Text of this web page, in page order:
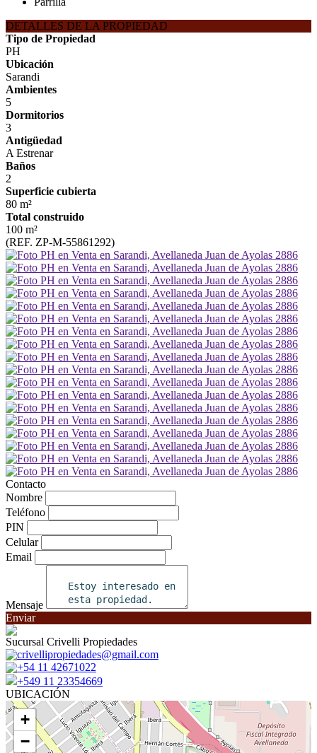
DETALLES DE LA PROPIEDAD
Tipo de Propiedad
PH
Ubicación
Sarandi
Ambientes
5
Dormitorios
3
Antigüedad
A Estrenar
Baños
2
Superficie cubierta
80 m²
Total construido
100 m²
(REF. ZP-M-55861292)
Contacto
Nombre
Teléfono
PIN
Celular
Email
Mensaje
Enviar
Sucursal Crivelli Propiedades
crivellipropiedades@gmail.com
+54 11 42671022
+549 11 23354669
UBICACIÓN
+
−